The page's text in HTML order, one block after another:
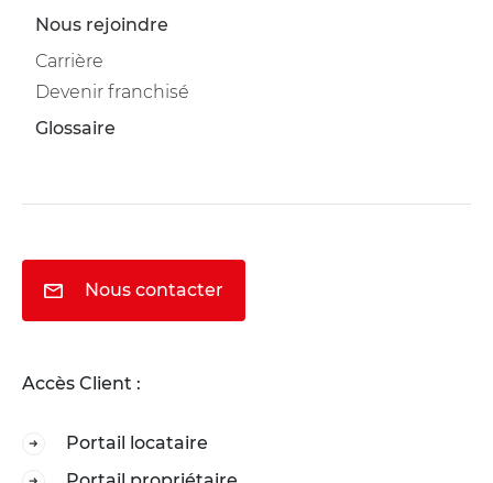
Nous rejoindre
Carrière
Devenir franchisé
Glossaire
Nous contacter
Accès Client :
Portail locataire